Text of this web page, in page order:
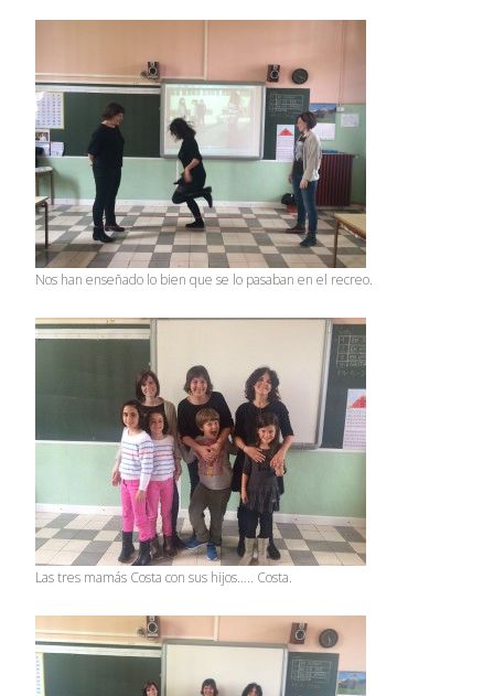
Nos han enseñado lo bien que se lo pasaban en el recreo.
Las tres mamás Costa con sus hijos….. Costa.